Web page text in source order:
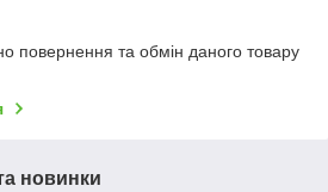
повернення та обмін даного товару
новинки